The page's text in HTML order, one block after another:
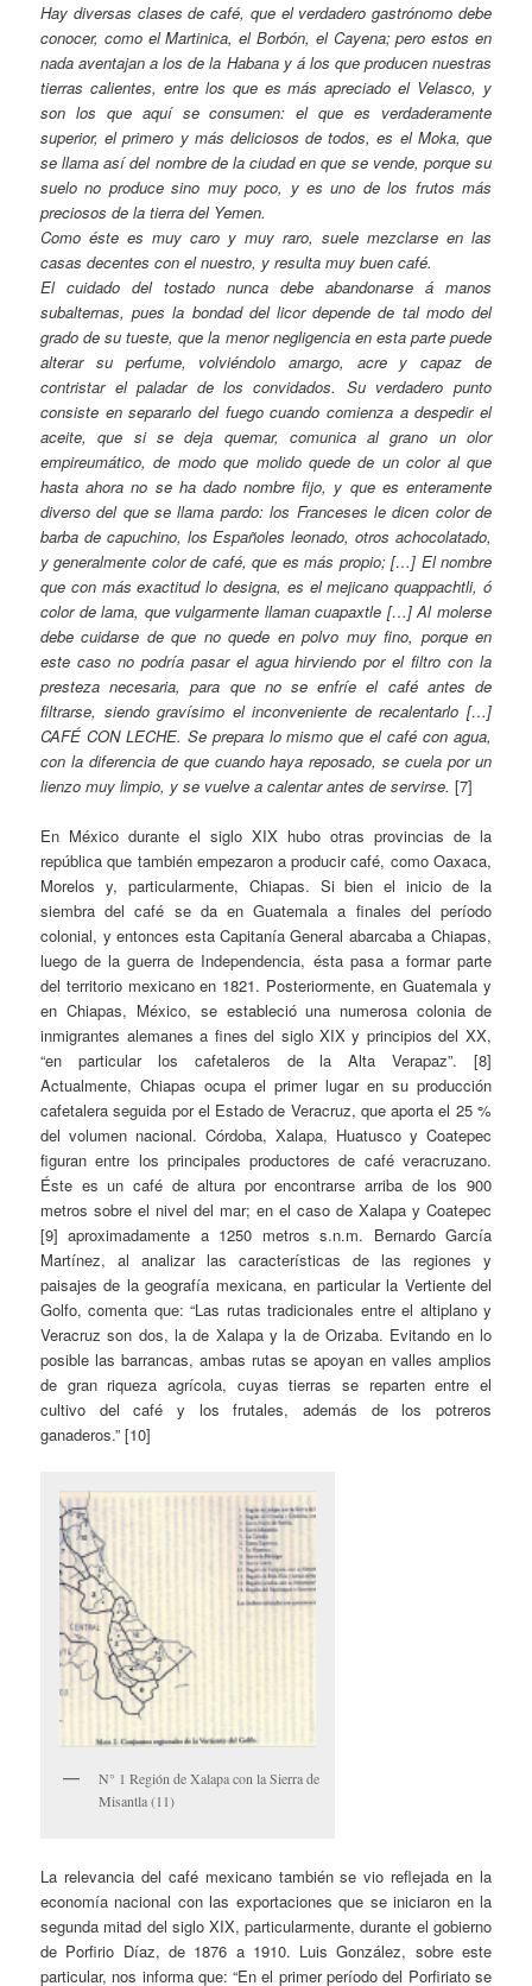
Hay diversas clases de café, que el verdadero gastrónomo debe
conocer, como el Martinica, el Borbón, el Cayena; pero estos en
nada aventajan a los de la Habana y á los que producen nuestras
tierras calientes, entre los que es más apreciado el Velasco, y
son los que aquí se consumen: el que es verdaderamente
superior, el primero y más deliciosos de todos, es el Moka, que
se llama así del nombre de la ciudad en que se vende, porque su
suelo no produce sino muy poco, y es uno de los frutos más
preciosos de la tierra del Yemen.
Como éste es muy caro y muy raro, suele mezclarse en las
casas decentes con el nuestro, y resulta muy buen café.
El cuidado del tostado nunca debe abandonarse á manos
subalternas, pues la bondad del licor depende de tal modo del
grado de su tueste, que la menor negligencia en esta parte puede
alterar su perfume, volviéndolo amargo, acre y capaz de
contristar el paladar de los convidados. Su verdadero punto
consiste en separarlo del fuego cuando comienza a despedir el
aceite, que si se deja quemar, comunica al grano un olor
empireumático, de modo que molido quede de un color al que
hasta ahora no se ha dado nombre fijo, y que es enteramente
diverso del que se llama pardo: los Franceses le dicen color de
barba de capuchino, los Españoles leonado, otros achocolatado,
y generalmente color de café, que es más propio; […] El nombre
que con más exactitud lo designa, es el mejicano quappachtli, ó
color de lama, que vulgarmente llaman cuapaxtle […] Al molerse
debe cuidarse de que no quede en polvo muy fino, porque en
este caso no podría pasar el agua hirviendo por el filtro con la
presteza necesaria, para que no se enfríe el café antes de
filtrarse, siendo gravísimo el inconveniente de recalentarlo […]
CAFÉ CON LECHE. Se prepara lo mismo que el café con agua,
con la diferencia de que cuando haya reposado, se cuela por un
lienzo muy limpio, y se vuelve a calentar antes de servirse.[7]
En México durante el siglo XIX hubo otras provincias de la
república que también empezaron a producir café, como Oaxaca,
Morelos y, particularmente, Chiapas. Si bien el inicio de la
siembra del café se da en Guatemala a finales del período
colonial, y entonces esta Capitanía General abarcaba a Chiapas,
luego de la guerra de Independencia, ésta pasa a formar parte
del territorio mexicano en 1821. Posteriormente, en Guatemala y
en Chiapas, México, se estableció una numerosa colonia de
inmigrantes alemanes a fines del siglo XIX y principios del XX,
“en particular los cafetaleros de la Alta Verapaz”. [8]
Actualmente, Chiapas ocupa el primer lugar en su producción
cafetalera seguida por el Estado de Veracruz, que aporta el 25 %
del volumen nacional. Córdoba, Xalapa, Huatusco y Coatepec
figuran entre los principales productores de café veracruzano.
Éste es un café de altura por encontrarse arriba de los 900
metros sobre el nivel del mar; en el caso de Xalapa y Coatepec
[9] aproximadamente a 1250 metros s.n.m. Bernardo García
Martínez, al analizar las características de las regiones y
paisajes de la geografía mexicana, en particular la Vertiente del
Golfo, comenta que: “Las rutas tradicionales entre el altiplano y
Veracruz son dos, la de Xalapa y la de Orizaba. Evitando en lo
posible las barrancas, ambas rutas se apoyan en valles amplios
de gran riqueza agrícola, cuyas tierras se reparten entre el
cultivo del café y los frutales, además de los potreros
ganaderos.” [10]
N° 1 Región de Xalapa con la Sierra de
Misantla (11)
La relevancia del café mexicano también se vio reflejada en la
economía nacional con las exportaciones que se iniciaron en la
segunda mitad del siglo XIX, particularmente, durante el gobierno
de Porfirio Díaz, de 1876 a 1910. Luis González, sobre este
particular, nos informa que: “En el primer período del Porfiriato se